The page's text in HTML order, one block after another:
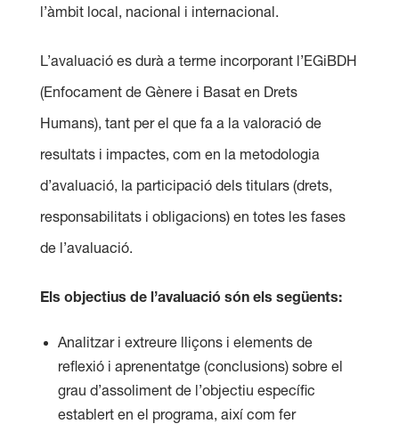
l’àmbit local, nacional i internacional.
L’avaluació es durà a terme incorporant l’EGiBDH
(Enfocament de Gènere i Basat en Drets
Humans), tant per el que fa a la valoració de
resultats i impactes, com en la metodologia
d’avaluació, la participació dels titulars (drets,
responsabilitats i obligacions) en totes les fases
de l’avaluació.
Els objectius de l’avaluació són els següents:
Analitzar i extreure lliçons i elements de
reflexió i aprenentatge (conclusions) sobre el
grau d’assoliment de l’objectiu específic
establert en el programa, així com fer